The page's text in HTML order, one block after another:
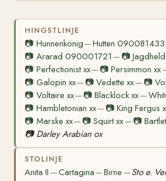
HINGSTLINJE
📷 Hunnenkönig—Hutten 090081433
📷 Ararad 090001721 — 📷Jagdheld
📷 Perfectionist xx— 📷Persimmon xx
📷 Galopin xx— 📷Vedette xx— 📷
📷 Voltaire xx— 📷Blacklock xx—
📷 Hambletonian xx— 📷King Fergus
📷 Marske xx— 📷Squirt xx— 📷
📷 Darley Arabian ox
STOLINJE
Anita II —Cartagina—Birne —Sto e.